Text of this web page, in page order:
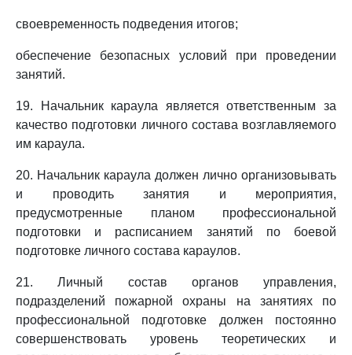
своевременность подведения итогов;
обеспечение безопасных условий при проведении
занятий.
19. Начальник караула является ответственным за
качество подготовки личного состава возглавляемого
им караула.
20. Начальник караула должен лично организовывать
и проводить занятия и мероприятия,
предусмотренные планом профессиональной
подготовки и расписанием занятий по боевой
подготовке личного состава караулов.
21. Личный состав органов управления,
подразделений пожарной охраны на занятиях по
профессиональной подготовке должен постоянно
совершенствовать уровень теоретических и